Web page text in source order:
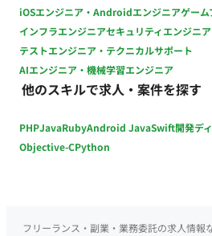
iOSエンジニア・Androidエンジニアゲー
インフラエンジニアセキュリティエンジニア
テストエンジニア・テクニカルサポート
AIエンジニア・機械学習エンジニア
他のスキルで求人・案件を探す
PHPJavaRubyAndroid JavaSwift開発デ
Objective-CPython
フリーランス・副業・業務委託の求人情報